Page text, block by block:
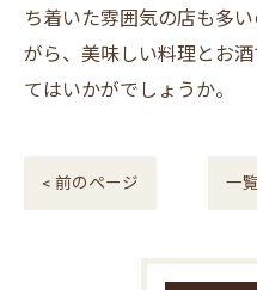
ち着いた雰囲気の店も多
がら、美味しい料理とお
てはいかがでしょうか。
< 前のページ 一